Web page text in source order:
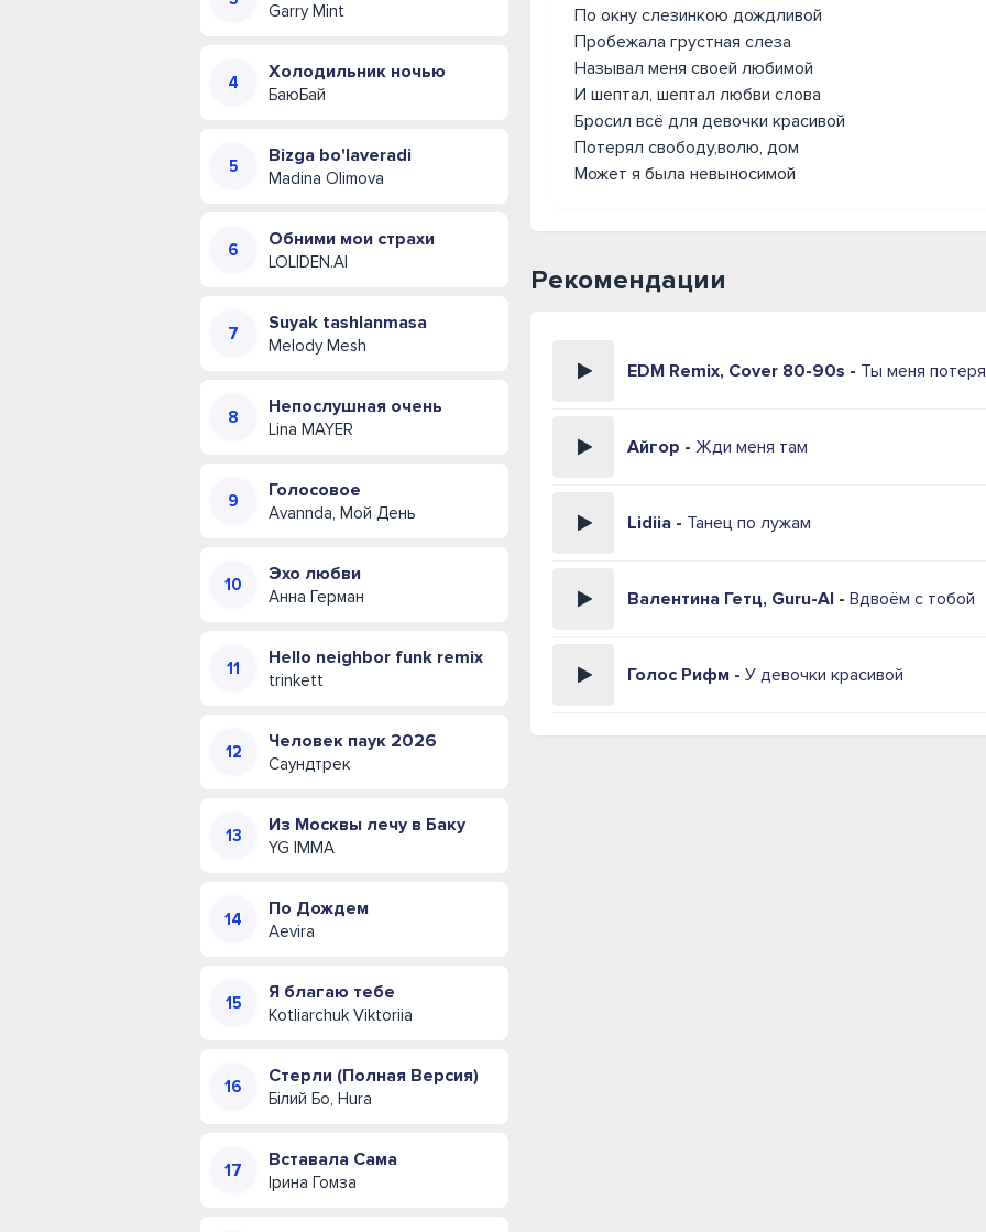
Garry Mint
Холодильник ночью
БаюБай
Bizga bo'laveradi
Madina Olimova
Обними мои страхи
LOLIDEN.AI
Suyak tashlanmasa
Melody Mesh
Непослушная очень
Lina MAYER
Голосовое
Avannda, Мой День
Эхо любви
Анна Герман
Hello neighbor funk remix
trinkett
Человек паук 2026
Саундтрек
Из Москвы лечу в Баку
YG IMMA
По Дождем
Aevira
Я благаю тебе
Kotliarchuk Viktoriia
Стерли (Полная Версия)
Білий Бо, Hura
Вставала Сама
Ірина Гомза
По окну слезинкою дождливой
Пробежала грустная слеза
Называл меня своей любимой
И шептал, шептал любви слова
Бросил всё для девочки красивой
Потерял свободу,волю, дом
Может я была невыносимой
Рекомендации
EDM Remix, Cover 80-90s - Ты меня
Айгор - Жди меня там
Lidiia - Танец по лужам
Валентина Гетц, Guru-AI - Вдвоём с тобой
Голос Рифм - У девочки красивой